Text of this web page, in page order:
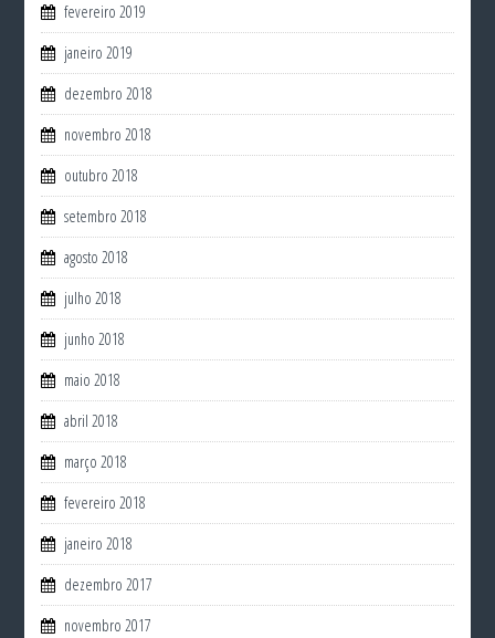
fevereiro 2019
janeiro 2019
dezembro 2018
novembro 2018
outubro 2018
setembro 2018
agosto 2018
julho 2018
junho 2018
maio 2018
abril 2018
março 2018
fevereiro 2018
janeiro 2018
dezembro 2017
novembro 2017